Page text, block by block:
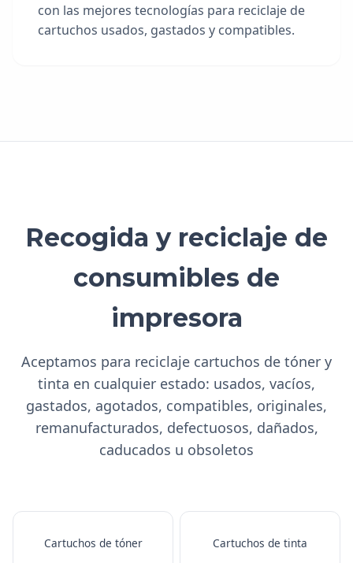
con las mejores tecnologías para reciclaje de
cartuchos usados, gastados y compatibles.
Recogida y reciclaje de
consumibles de
impresora
Aceptamos para reciclaje cartuchos de tóner y
tinta en cualquier estado: usados, vacíos,
gastados, agotados, compatibles, originales,
remanufacturados, defectuosos, dañados,
caducados u obsoletos
Cartuchos de tóner Cartuchos de tinta